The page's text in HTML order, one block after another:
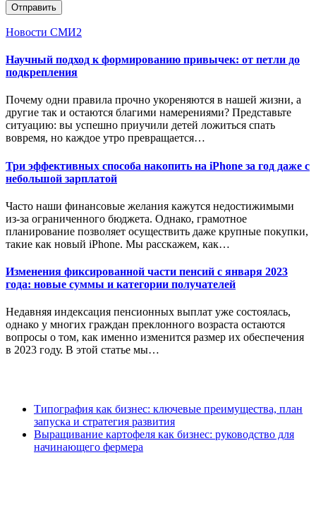
Отправить
Новости СМИ2
Научный подход к формированию привычек: от петли до
подкрепления
Почему одни правила прочно укореняются в нашей жизни, а
другие так и остаются благими намерениями? Представьте
ситуацию: вы успешно приучили детей ложиться спать
вовремя, но каждое утро превращается…
Три эффективных способа накопить на iPhone за год даже с
небольшой зарплатой
Часто наши финансовые желания кажутся недостижимыми
из-за ограниченного бюджета. Однако, грамотное
планирование позволяет осуществить даже крупные покупки,
такие как новый iPhone. Мы расскажем, как…
Изменения фиксированной части пенсий с января 2023
года: новые суммы и категории получателей
Недавняя индексация пенсионных выплат уже состоялась,
однако у многих граждан преклонного возраста остаются
вопросы о том, как именно изменится размер их обеспечения
в 2023 году. В этой статье мы…
Типография как бизнес: ключевые преимущества, план
запуска и стратегия развития
Выращивание картофеля как бизнес: руководство для
начинающего фермера